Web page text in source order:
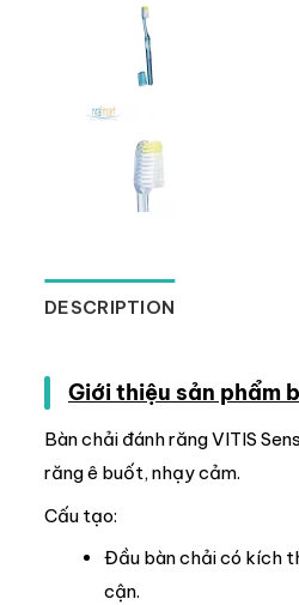
DESCRIPTION
Giới thiệu sản phẩm
Bàn chải đánh răng VITIS
răng ê buốt, nhạy cảm.
Cấu tạo:
Đầu bàn chải có kích
cận.